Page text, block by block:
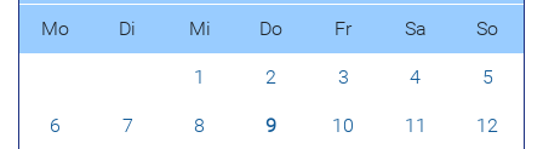
Mo Di Mi Do Fr Sa So
1 2 3 4 5
6 7 8 9 10 11 12